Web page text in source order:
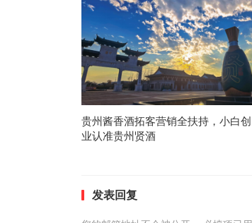
贵州酱香酒拓客营销全扶持，小白创
业认准贵州贤酒
发表回复